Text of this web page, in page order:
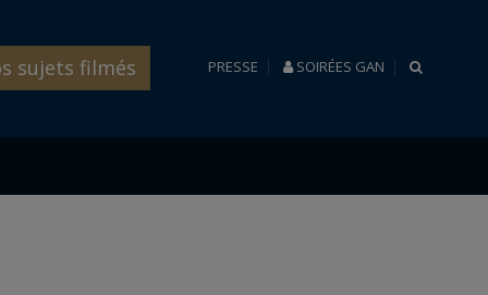
PRESSE SOIRÉES GAN
sujets filmés